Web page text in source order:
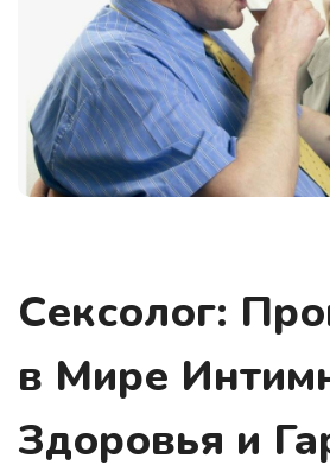
Сексолог:
в Мире
Здоровья и